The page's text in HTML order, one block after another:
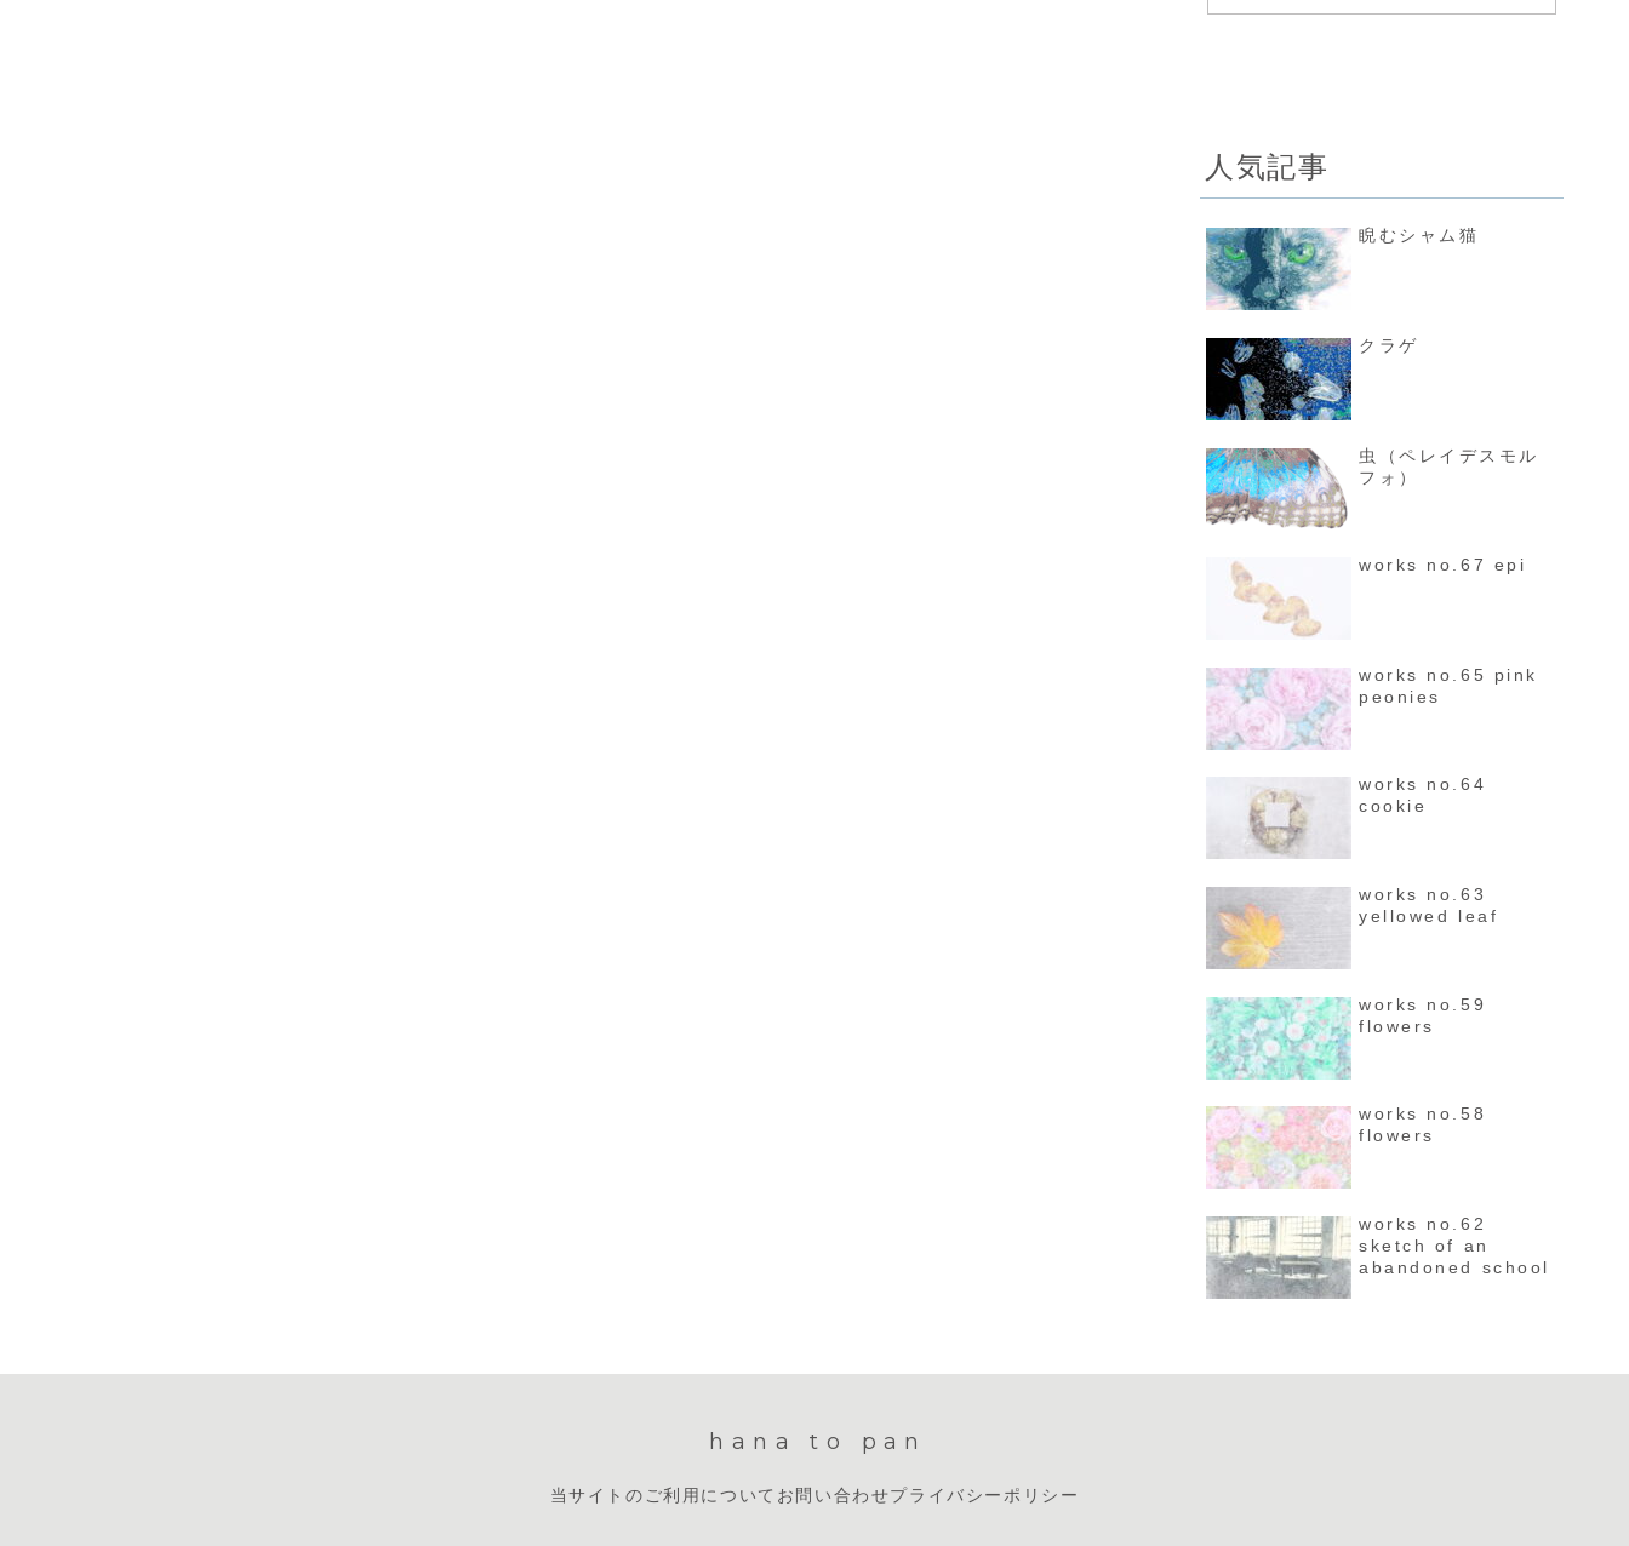
人気記事
睨むシャム猫
クラゲ
虫（ペレイデスモル
フォ）
works no.67 epi
works no.65 pink
peonies
works no.64
cookie
works no.63
yellowed leaf
works no.59
flowers
works no.58
flowers
works no.62
sketch of an
abandoned school
hana to pan
当サイトのご利用について お問い合わせプライバシーポリシー